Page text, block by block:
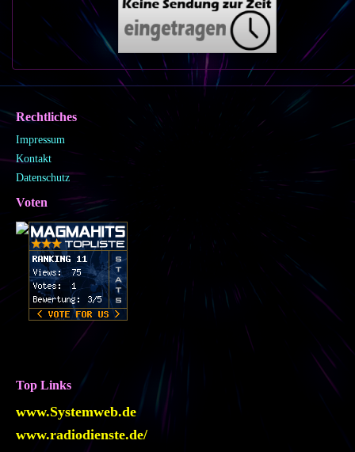
Rechtliches
Impressum
Kontakt
Datenschutz
Voten
Top Links
www.Systemweb.de
www.radiodienste.de/